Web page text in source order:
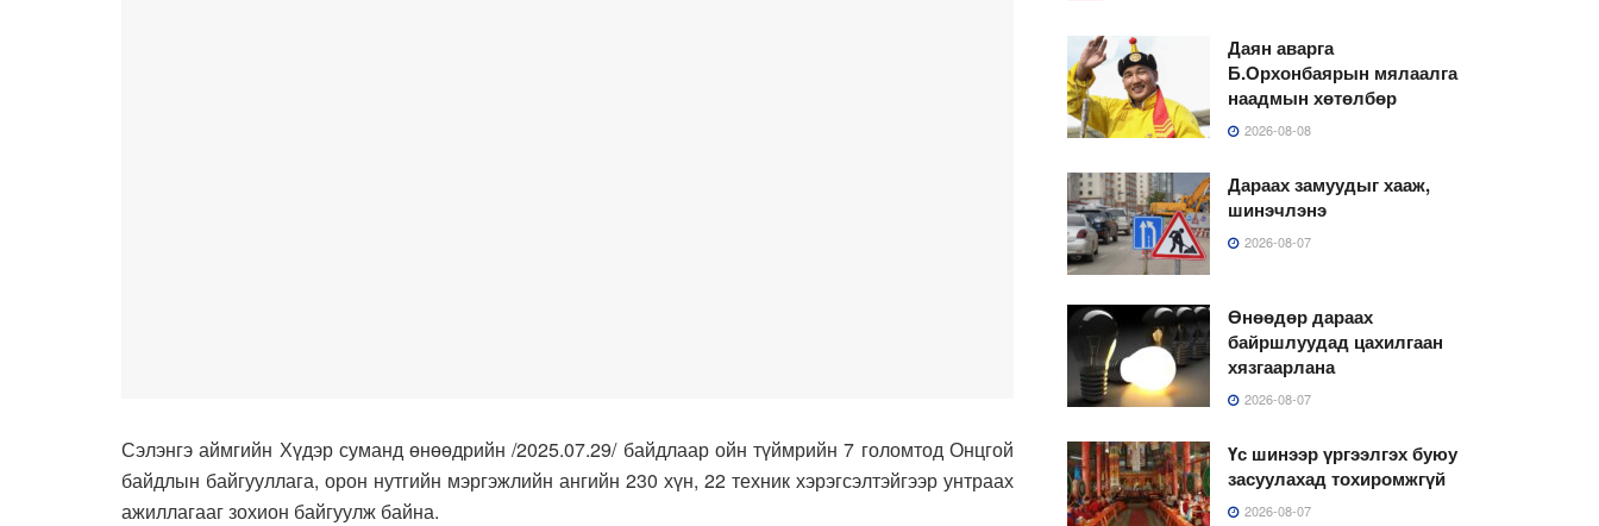
Сэлэнгэ аймгийн Хүдэр суманд өнөөдрийн /2025.07.29/ байдлаар ойн түймрийн 7 голомтод Онцгой
байдлын байгууллага, орон нутгийн мэргэжлийн ангийн 230 хүн, 22 техник хэрэгсэлтэйгээр унтраах
ажиллагааг зохион байгуулж байна.
Даян аварга
Б.Орхонбаярын мялаалга
наадмын хөтөлбөр
2026-08-08
Дараах замуудыг хааж,
шинэчлэнэ
2026-08-07
Өнөөдөр дараах
байршлуудад цахилгаан
хязгаарлана
2026-08-07
Үс шинээр үргээлгэх буюу
засуулахад тохиромжгүй
2026-08-07